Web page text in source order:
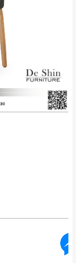
來、平溪、九份、
石門、林口 下福
里、新店山區、三
峽山區、石碇、坪
林、福隆、淡水山
區、北投湖山路、
深坑山區
聯絡確認
，如因特殊
梯太小、無
送，
無提供吊掛
方式吊運，
，並非一般
讓你不用整
間。
暫無法配送
發票將於商品
送。